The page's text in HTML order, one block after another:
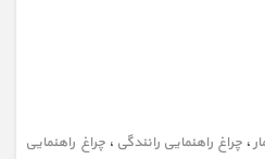
، چراغ راهنمایی رانندگی ،چراغ راهنمایی